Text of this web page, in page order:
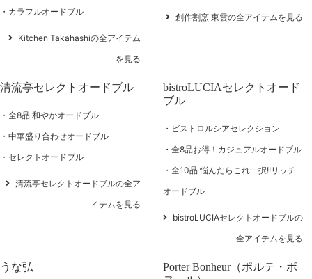
カラフルオードブル
Kitchen Takahashiの全アイテム
を見る
創作割烹 東雲の全アイテムを見る
清流亭セレクトオードブル
全8品 和やかオードブル
中華盛り合わせオードブル
セレクトオードブル
清流亭セレクトオードブルの全ア
イテムを見る
bistroLUCIAセレクトオード
ブル
ビストロルシアセレクション
全8品お得！カジュアルオードブル
全10品 悩んだらこれ一択!!リッチ
オードブル
bistroLUCIAセレクトオードブルの
全アイテムを見る
うな弘
Porter Bonheur（ポルテ・ボ